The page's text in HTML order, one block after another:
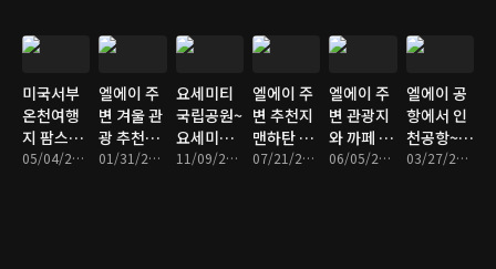
미국서부
온천여행
지 팜스프
링스
05/04/2023 • 4분
엘에이 주
변 겨울 관
광 추천지
~보울더01/31/2023 • 8분
요세미티
국립공원~
요세미티
빌리지 정
11/09/2022 • 6분
엘에이 주
변 추천지
맨하탄 비
치
07/21/2022 • 5분
엘에이 주
변 관광지
와 까페 추
천지~얼스
06/05/2022 • 8분
엘에이 공
항에서 인
천공항~
한국여행03/27/2022 • 11분